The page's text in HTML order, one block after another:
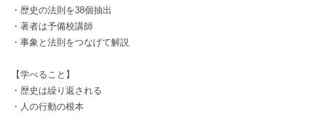
・歴史の法則を38個抽出
・著者は予備校講師
・事象と法則をつなげて解説
【学べること】
・歴史は繰り返される
・人の行動の根本